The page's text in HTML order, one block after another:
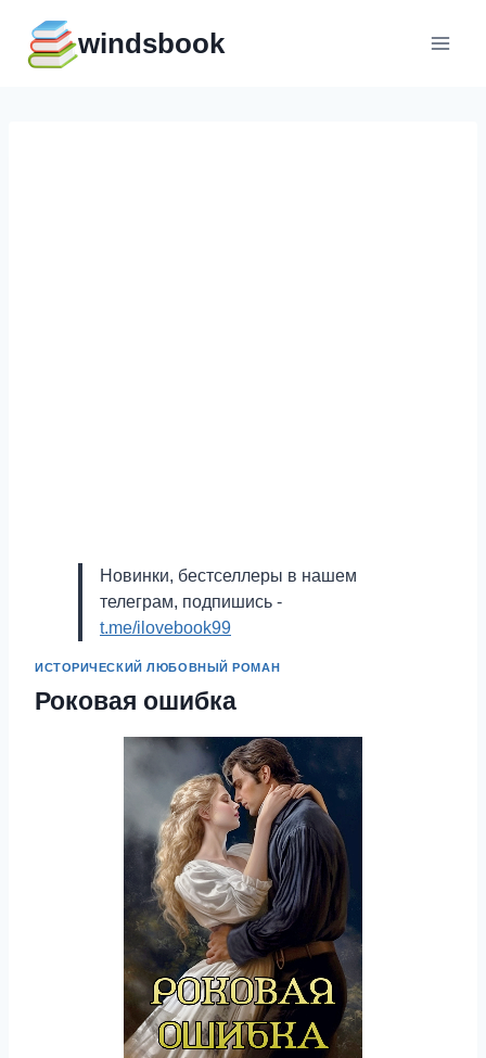
содержимому
windsbook
Новинки, бестселлеры в нашем
телеграм, подпишись -
t.me/ilovebook99
ИСТОРИЧЕСКИЙ ЛЮБОВНЫЙ РОМАН
Роковая ошибка